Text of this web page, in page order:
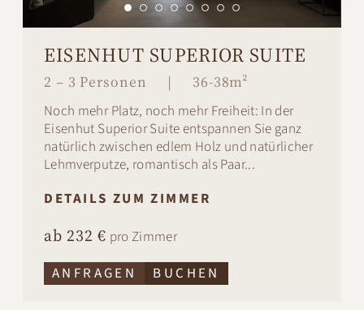
EISENHUT SUPERIOR SUITE
2 – 3 Personen |
36-38m²
Noch mehr Platz, noch mehr Freiheit: In der
Eisenhut Superior Suite entspannen Sie ganz
natürlich zwischen edlem Holz und natürlicher
Lehmverputze, romantisch als Paar...
DETAILS ZUM ZIMMER
ab 232 € pro Zimmer
ANFRAGEN
BUCHEN